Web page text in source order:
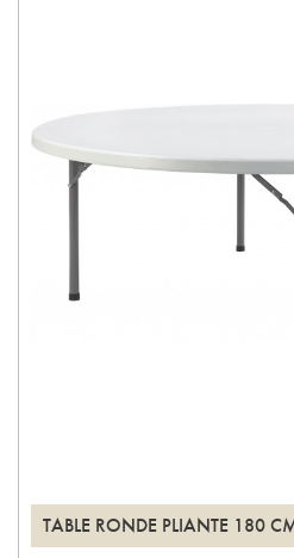
TABLE RONDE PLIANTE 180